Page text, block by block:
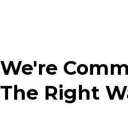
We're
The Right